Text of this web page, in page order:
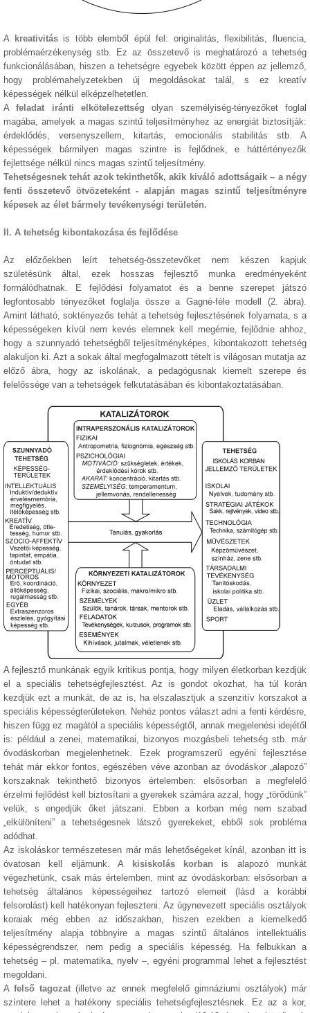
A kreativitásis több elemből épül fel: originalitás, flexibilitás, fluencia,
problémaérzékenység stb. Ez az összetevő is meghatározó a tehetség
funkcionálásában, hiszen a tehetségre egyebek között éppen az jellemző,
hogy problémahelyzetekben új megoldásokat talál, s ez kreatív
képességek nélkül elképzelhetetlen.
Afeladat iránti elkötelezettség olyan személyiség-tényezőket foglal
magába, amelyek a magas szintű teljesítményhez az energiát biztosítják:
érdeklődés, versenyszellem, kitartás, emocionális stabilitás stb. A
képességek bármilyen magas szintre is fejlődnek, e háttértényezők
fejlettsége nélkül nincs magas szintű teljesítmény.
Tehetségesnek tehát azok tekinthetők, akik kiváló adottságaik – a négy
fenti összetevő ötvözeteként - alapján magas szintű teljesítményre
képesek az élet bármely tevékenységi területén.
II. A tehetség kibontakozása és fejlődése
Az előzőekben leírt tehetség-összetevőket nem készen kapjuk
születésünk által, ezek hosszas fejlesztő munka eredményeként
formálódhatnak. E fejlődési folyamatot és a benne szerepet játszó
legfontosabb tényezőket foglalja össze a Gagné-féle modell (2. ábra).
Amint látható, soktényezős tehát a tehetség fejlesztésének folyamata, s a
képességeken kívül nem kevés elemnek kell megérnie, fejlődnie ahhoz,
hogy a szunnyadó tehetségből teljesítményképes, kibontakozott tehetség
alakuljon ki. Azt a sokak által megfogalmazott tételt is világosan mutatja az
előző ábra, hogy az iskolának, a pedagógusnak kiemelt szerepe és
felelőssége van a tehetségek felkutatásában és kibontakoztatásában.
A fejlesztő munkának egyik kritikus pontja, hogy milyen életkorban kezdjük
el a speciális tehetségfejlesztést. Az is gondot okozhat, ha túl korán
kezdjük ezt a munkát, de az is, ha elszalasztjuk a szenzitív korszakot a
speciális képességterületeken. Nehéz pontos választ adni a fenti kérdésre,
hiszen függ ez magától a speciális képességtől, annak megjelenési idejétől
is: például a zenei, matematikai, bizonyos mozgásbeli tehetség stb. már
óvodáskorban megjelenhetnek. Ezek programszerű egyéni fejlesztése
tehát már ekkor fontos, egészében véve azonban az óvodáskor „alapozó”
korszaknak tekinthető bizonyos értelemben: elsősorban a megfelelő
érzelmi fejlődést kell biztosítani a gyerekek számára azzal, hogy „törődünk”
velük, s engedjük őket játszani. Ebben a korban még nem szabad
„elkülöníteni” a tehetségesnek látszó gyerekeket, ebből sok probléma
adódhat.
Az iskoláskor természetesen már más lehetőségeket kínál, azonban itt is
óvatosan kell eljárnunk. A
kisiskolás korban is alapozó munkát
végezhetünk, csak más értelemben, mint az óvodáskorban: elsősorban a
tehetség általános képességeihez tartozó elemeit (lásd a korábbi
felsorolást) kell hatékonyan fejleszteni. Az úgynevezett speciális osztályok
koraiak még ebben az időszakban, hiszen ezekben a kiemelkedő
teljesítmény alapja többnyire a magas szintű általános intellektuális
képességrendszer, nem pedig a speciális képesség. Ha felbukkan a
tehetség – pl. matematika, nyelv –, egyéni programmal lehet a fejlesztést
megoldani.
Afelső tagozat (illetve az ennek megfelelő gimnáziumi osztályok) már
színtere lehet a hatékony speciális tehetségfejlesztésnek. Ez az a kor,